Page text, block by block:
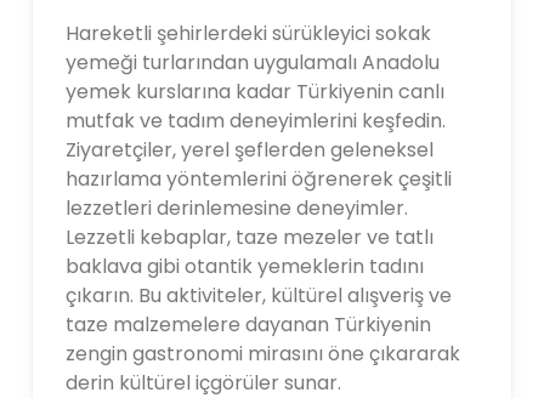
Hareketli şehirlerdeki sürükleyici sokak
yemeği turlarından uygulamalı Anadolu
yemek kurslarına kadar Türkiyenin canlı
mutfak ve tadım deneyimlerini keşfedin.
Ziyaretçiler, yerel şeflerden geleneksel
hazırlama yöntemlerini öğrenerek çeşitli
lezzetleri derinlemesine deneyimler.
Lezzetli kebaplar, taze mezeler ve tatlı
baklava gibi otantik yemeklerin tadını
çıkarın. Bu aktiviteler, kültürel alışveriş ve
taze malzemelere dayanan Türkiyenin
zengin gastronomi mirasını öne çıkararak
derin kültürel içgörüler sunar.